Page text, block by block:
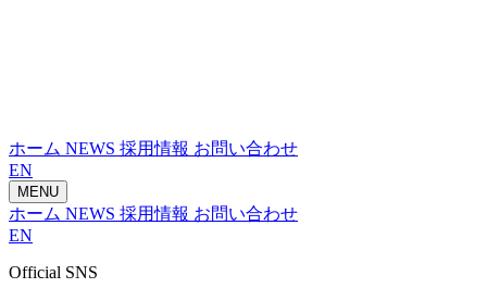
ホーム NEWS 採用情報 お問い合わせ
EN
MENU
ホーム NEWS 採用情報 お問い合わせ
EN
Official SNS